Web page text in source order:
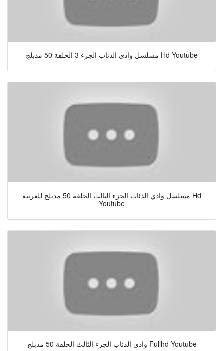
مسلسل وادي الذئاب الجزء 3 الحلقة 50 مدبلج Hd Youtube
مسلسل وادي الذئاب الجزء الثالث الحلقة 50 مدبلج للعربية Hd
Youtube
وادي الذئاب الجزء الثالث الحلقة 50 مدبلج Fullhd Youtube